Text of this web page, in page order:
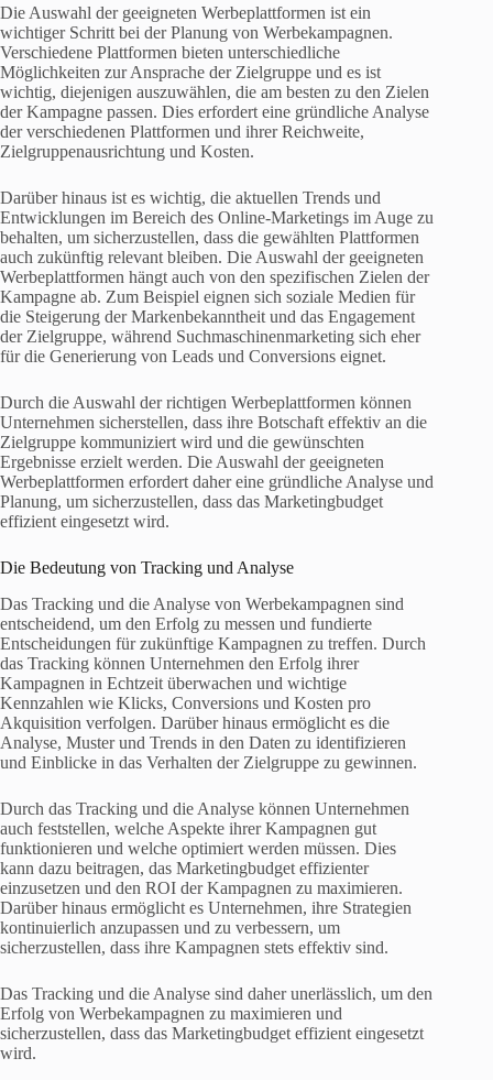
Die Auswahl der geeigneten Werbeplattformen ist ein
wichtiger Schritt bei der Planung von Werbekampagnen.
Verschiedene Plattformen bieten unterschiedliche
Möglichkeiten zur Ansprache der Zielgruppe und es ist
wichtig, diejenigen auszuwählen, die am besten zu den Zielen
der Kampagne passen. Dies erfordert eine gründliche Analyse
der verschiedenen Plattformen und ihrer Reichweite,
Zielgruppenausrichtung und Kosten.
Darüber hinaus ist es wichtig, die aktuellen Trends und
Entwicklungen im Bereich des Online-Marketings im Auge zu
behalten, um sicherzustellen, dass die gewählten Plattformen
auch zukünftig relevant bleiben. Die Auswahl der geeigneten
Werbeplattformen hängt auch von den spezifischen Zielen der
Kampagne ab. Zum Beispiel eignen sich soziale Medien für
die Steigerung der Markenbekanntheit und das Engagement
der Zielgruppe, während Suchmaschinenmarketing sich eher
für die Generierung von Leads und Conversions eignet.
Durch die Auswahl der richtigen Werbeplattformen können
Unternehmen sicherstellen, dass ihre Botschaft effektiv an die
Zielgruppe kommuniziert wird und die gewünschten
Ergebnisse erzielt werden. Die Auswahl der geeigneten
Werbeplattformen erfordert daher eine gründliche Analyse und
Planung, um sicherzustellen, dass das Marketingbudget
effizient eingesetzt wird.
Die Bedeutung von Tracking und Analyse
Das Tracking und die Analyse von Werbekampagnen sind
entscheidend, um den Erfolg zu messen und fundierte
Entscheidungen für zukünftige Kampagnen zu treffen. Durch
das Tracking können Unternehmen den Erfolg ihrer
Kampagnen in Echtzeit überwachen und wichtige
Kennzahlen wie Klicks, Conversions und Kosten pro
Akquisition verfolgen. Darüber hinaus ermöglicht es die
Analyse, Muster und Trends in den Daten zu identifizieren
und Einblicke in das Verhalten der Zielgruppe zu gewinnen.
Durch das Tracking und die Analyse können Unternehmen
auch feststellen, welche Aspekte ihrer Kampagnen gut
funktionieren und welche optimiert werden müssen. Dies
kann dazu beitragen, das Marketingbudget effizienter
einzusetzen und den ROI der Kampagnen zu maximieren.
Darüber hinaus ermöglicht es Unternehmen, ihre Strategien
kontinuierlich anzupassen und zu verbessern, um
sicherzustellen, dass ihre Kampagnen stets effektiv sind.
Das Tracking und die Analyse sind daher unerlässlich, um den
Erfolg von Werbekampagnen zu maximieren und
sicherzustellen, dass das Marketingbudget effizient eingesetzt
wird.